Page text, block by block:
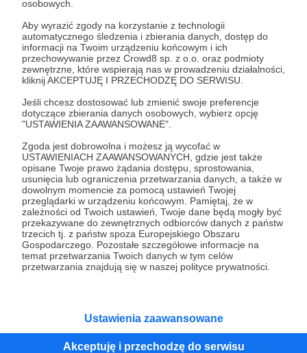
osobowych.
Aby wyrazić zgody na korzystanie z technologii
automatycznego śledzenia i zbierania danych, dostęp do
informacji na Twoim urządzeniu końcowym i ich
przechowywanie przez Crowd8 sp. z o.o. oraz podmioty
zewnętrzne, które wspierają nas w prowadzeniu działalności,
kliknij AKCEPTUJĘ I PRZECHODZĘ DO SERWISU.
Jeśli chcesz dostosować lub zmienić swoje preferencje
dotyczące zbierania danych osobowych, wybierz opcję
"USTAWIENIA ZAAWANSOWANE".
Zgoda jest dobrowolna i możesz ją wycofać w
USTAWIENIACH ZAAWANSOWANYCH, gdzie jest także
opisane Twoje prawo żądania dostępu, sprostowania,
usunięcia lub ograniczenia przetwarzania danych, a także w
dowolnym momencie za pomocą ustawień Twojej
przeglądarki w urządzeniu końcowym. Pamiętaj, że w
zależności od Twoich ustawień, Twoje dane będą mogły być
przekazywane do zewnętrznych odbiorców danych z państw
trzecich tj. z państw spoza Europejskiego Obszaru
Gospodarczego. Pozostałe szczegółowe informacje na
temat przetwarzania Twoich danych w tym celów
przetwarzania znajdują się w naszej polityce prywatności.
Ustawienia zaawansowane
Akceptuję i przechodzę do serwisu
Dołącz do grona Patronów!
Wesprzyj działalność AutoraTOmPi Pracownia
biżuterii i witrażyjuż teraz!
Zostań Patronem
Promowani autorzy
Radio Wnet
4432 patronów 171100 zł miesięcznie
dostarczyć maksimum rzetelnego
dziennikarstwa. A mogą to robić, ponieważ
Radio Wnet jest w pełni niezależne i… wolne!
Zachowanie tej właśnie wolności zależy dziś